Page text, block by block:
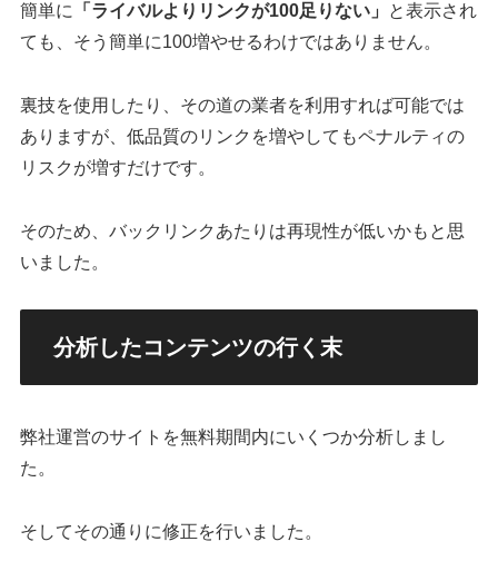
簡単に 「ライバルよりリンクが100足りない」
と表示され
ても、そう簡単に100増やせるわけではありません。
裏技を使用したり、その道の業者を利用すれば可能では
ありますが、低品質のリンクを増やしてもペナルティの
リスクが増すだけです。
そのため、バックリンクあたりは再現性が低いかもと思
いました。
分析したコンテンツの行く末
弊社運営のサイトを無料期間内にいくつか分析しまし
た。
そしてその通りに修正を行いました。